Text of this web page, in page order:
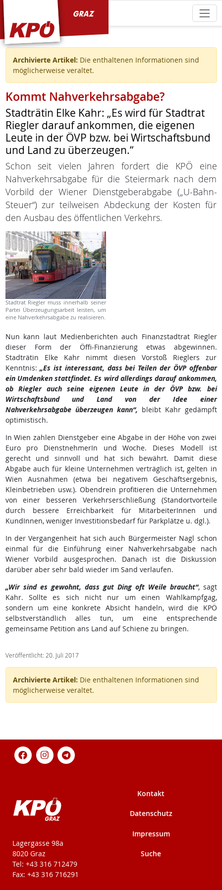
Archivierte Artikel: Die enthaltenen Informationen sind
möglicherweise veraltet.
Kommt Nahverkehrsabgabe?
Stadträtin Elke Kahr: „Es wird für Stadtrat
Riegler darauf ankommen, die eigenen
Leute in der ÖVP bzw. bei Wirtschaftsbund
und Land zu überzeugen.“
Schon seit vielen Jahren fordert die KPÖ eine
Nahverkehrsabgabe für die Steiermark nach dem
Vorbild der Wiener Dienstgeberabgabe („U-Bahn-
Steuer“) zur teilweisen Abdeckung der Kosten für
den Ausbau des öffentlichen Verkehrs.
Stadtrat Riegler muss innerhalb seiner
Partei Überzeugungsarbeit leisten, um
eine Nahverkehrsabgabe zu realisieren.
Nun kann laut Medienberichten auch Finanzstadtrat Riegler
dieser Form der Öffi-Finanzierung etwas abgewinnen.
Stadträtin Elke Kahr nimmt diesen Vorstoß Rieglers zur
Kenntnis:„Es ist interessant, dass bei Teilen der ÖVP offenbar
ein Umdenken stattfindet. Es wird allerdings darauf ankommen,
ob Riegler auch seine eigenen Leute in der ÖVP bzw. bei
Wirtschaftsbund und Land von der Idee einer
Nahverkehrsabgabe überzeugen kann“, bleibt Kahr gedämpft
optimistisch.
In Wien zahlen Dienstgeber eine Abgabe in der Höhe von zwei
Euro pro DienstnehmerIn und Woche. Dieses Modell ist
gerecht und sinnvoll und hat sich bewährt. Damit diese
Abgabe auch für kleine Unternehmen verträglich ist, gelten in
Wien Ausnahmen (etwa bei negativem Geschäftsergebnis,
Kleinbetrieben usw.). Obendrein profitieren die Unternehmen
von einer besseren Verkehrserschließung (Standortvorteile
durch bessere Erreichbarkeit für MitarbeiterInnen und
KundInnen, weniger Investitionsbedarf für Parkplätze u. dgl.).
In der Vergangenheit hat sich auch Bürgermeister Nagl schon
einmal für die Einführung einer Nahverkehrsabgabe nach
Wiener Vorbild ausgesprochen. Danach ist die Diskussion
darüber aber sehr bald wieder im Sand verlaufen.
„Wir sind es gewohnt, dass gut Ding oft Weile braucht“, sagt
Kahr. Sollte es sich nicht nur um einen Wahlkampfgag,
sondern um eine konkrete Absicht handeln, wird die KPÖ
selbstverständlich alles tun, um eine entsprechende
gemeinsame Petition ans Land auf Schiene zu bringen.
Veröffentlicht: 20. Juli 2017
Archivierte Artikel: Die enthaltenen Informationen sind
möglicherweise veraltet.
KPÖ-Steiermark
Lagergasse 98a
8020 Graz
Tel: +43 316 712479
Fax: +43 316 716291
Kontakt
Datenschutz
Impressum
Suche